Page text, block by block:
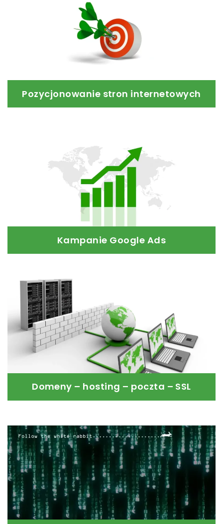
Wykorzystanie strony do prowadzenia sprzedaży?
Oczywiście, sklep internetowy.
Czytaj dalej
Pozycjonowanie stron internetowych
Kto pierwszy ten lepszy
Nie musisz być
najlepszy, ważne abyś był PIERWSZY.
Czytaj dalej
Kampanie Google Ads
Szybki start, natychmiastowe efekty.
Czytaj dalej
Domeny – hosting – poczta – SSL
Twoje miejsce na serwerze. Umieść tam Swoją
stronę WWW i pocztę, oraz wszystko co chcesz
pokazać światu.
Czytaj dalej